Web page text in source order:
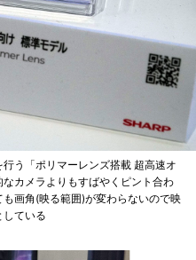
う「ポリマーレンズ搭載 超高速オ
カメラよりもすばやくピント合わ
画角(映る範囲)が変わらないので映
ている